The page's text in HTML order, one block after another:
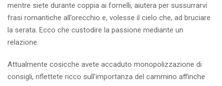
mentre siete durante coppia ai fornelli, aiutera per sussurrarvi
frasi romantiche all’orecchio e, volesse il cielo che, ad bruciare
la serata. Ecco che custodire la passione mediante un
relazione.
Attualmente cosicche avete accaduto monopolizzazione di
consigli, riflettete ricco sull’importanza del cammino affinche